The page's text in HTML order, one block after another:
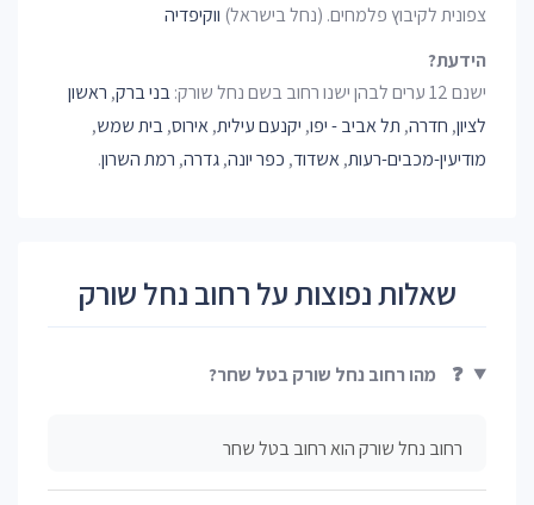
צפונית לקיבוץ פלמחים. (נחל בישראל) ווקיפדיה
הידעת?
ישנם 12 ערים לבהן ישנו רחוב בשם נחל שורק:
בני ברק, ראשון
לציון, חדרה, תל אביב - יפו, יקנעם עילית,אירוס,בית שמש,
מודיעין-מכבים-רעות,אשדוד, כפר יונה,גדרה, רמת השרון.
שאלות נפוצות על רחוב נחל שורק
❓ מהו רחוב נחל שורק בטל שחר?
רחוב נחל שורק הוא רחוב בטל שחר